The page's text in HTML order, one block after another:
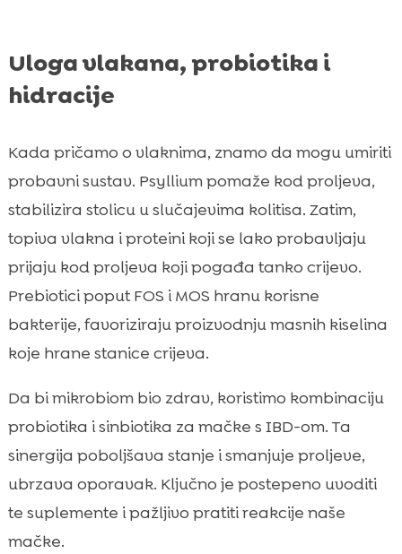
Uloga vlakana, probiotika i
hidracije
Kada pričamo o vlaknima, znamo da mogu umiriti
probavni sustav. Psyllium pomaže kod proljeva,
stabilizira stolicu u slučajevima kolitisa. Zatim,
topiva vlakna i proteini koji se lako probavljaju
prijaju kod proljeva koji pogađa tanko crijevo.
Prebiotici poput FOS i MOS hranu korisne
bakterije, favoriziraju proizvodnju masnih kiselina
koje hrane stanice crijeva.
Da bi mikrobiom bio zdrav, koristimo kombinaciju
probiotika i sinbiotika za mačke s IBD-om. Ta
sinergija poboljšava stanje i smanjuje proljeve,
ubrzava oporavak. Ključno je postepeno uvoditi
te suplemente i pažljivo pratiti reakcije naše
mačke.